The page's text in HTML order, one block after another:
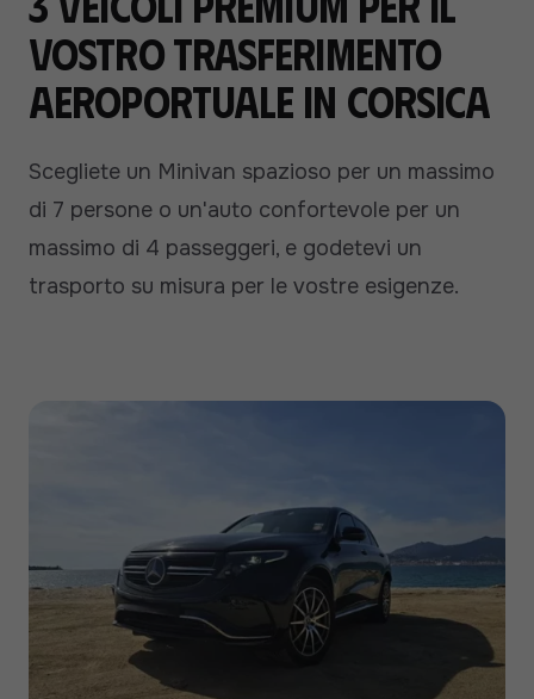
vostro trasferimento
aeroportuale in Corsica
Scegliete un Minivan spazioso per un massimo
di 7 persone o un'auto confortevole per un
massimo di 4 passeggeri, e godetevi un
trasporto su misura per le vostre esigenze.